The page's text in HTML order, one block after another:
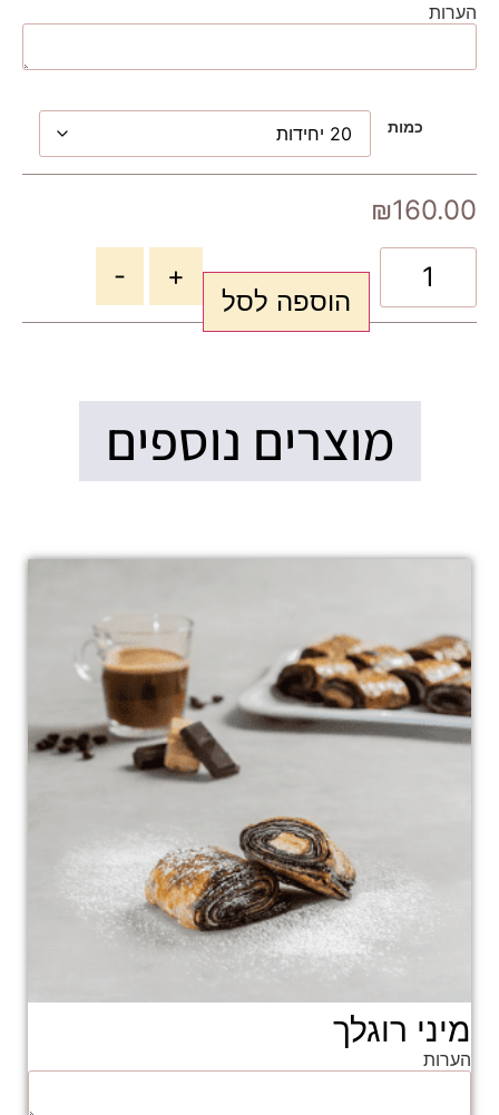
הערות
כמות
₪160.00
+
-
הוספה לסל
מוצרים נוספים
מיני רוגלך
הערות